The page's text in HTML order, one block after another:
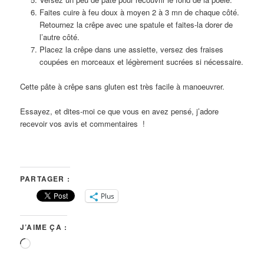
Faites cuire à feu doux à moyen 2 à 3 mn de chaque côté.
Retournez la crêpe avec une spatule et faites-la dorer de
l’autre côté.
Placez la crêpe dans une assiette, versez des fraises
coupées en morceaux et légèrement sucrées si nécessaire.
Cette pâte à crêpe sans gluten est très facile à manoeuvrer.
Essayez, et dites-moi ce que vous en avez pensé, j’adore
recevoir vos avis et commentaires !
PARTAGER :
Plus
J’AIME ÇA :
Chargement…